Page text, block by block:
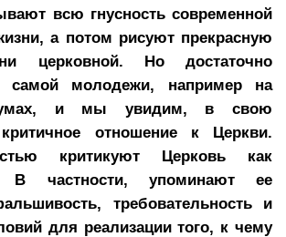
всю гнусность современной
а потом рисуют прекрасную
церковной. Но достаточно
самой молодежи, например на
и мы увидим, в свою
отношение к Церкви.
критикуют Церковь как
В частности, упоминают ее
требовательность и
для реализации того, к чему